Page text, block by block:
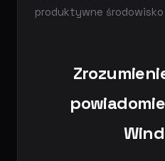
produktywne